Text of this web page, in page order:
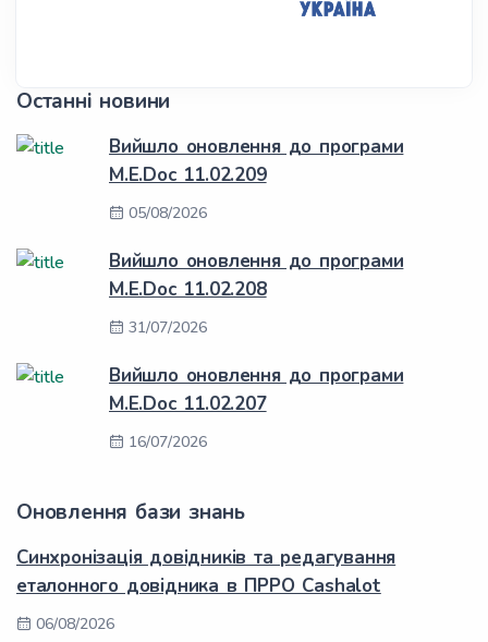
Останні новини
Вийшло оновлення до програми
M.E.Doc 11.02.209
05/08/2026
Вийшло оновлення до програми
M.E.Doc 11.02.208
31/07/2026
Вийшло оновлення до програми
M.E.Doc 11.02.207
16/07/2026
Оновлення бази знань
Синхронізація довідників та редагування
еталонного довідника в ПРРО Cashalot
06/08/2026